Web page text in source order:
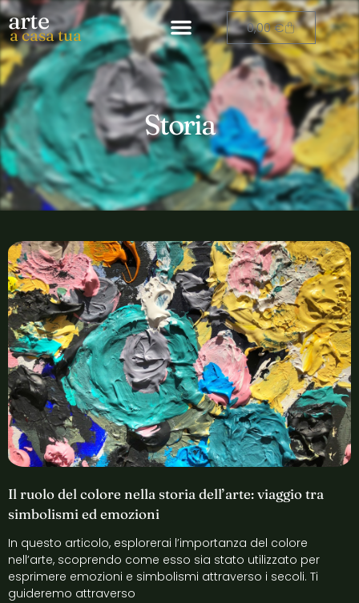
arte
a casa tua 0,00€
Storia
Il ruolo del colore nella storia dell’arte: viaggio tra
simbolismi ed emozioni
In questo articolo, esplorerai l’importanza del colore
nell’arte, scoprendo come esso sia stato utilizzato per
esprimere emozioni e simbolismi attraverso i secoli. Ti
guideremo attraverso